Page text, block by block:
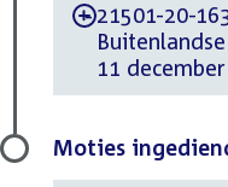
-21501-20-
11
Moties